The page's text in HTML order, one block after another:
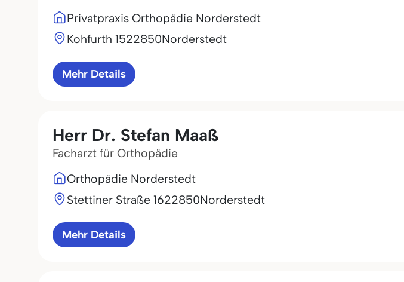
Privatpraxis Orthopädie Norderstedt
Kohfurth 1522850Norderstedt
Mehr Details
Herr Dr. Stefan Maaß
Facharzt für Orthopädie
Orthopädie Norderstedt
Stettiner Straße 1622850Norderstedt
Mehr Details